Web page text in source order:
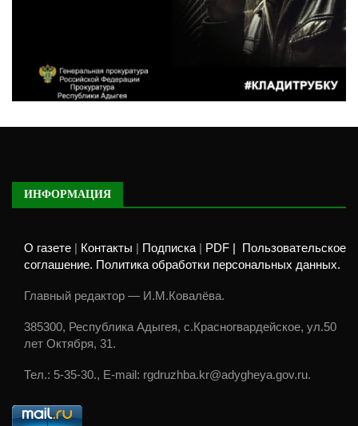
ИНФОРМАЦИЯ
О газете Контакты Подписка PDF |
Пользовательское
соглашение. Политика обработки персональных данных.
Главный редактор — И.М.Ковалёва.
385300, Республика Адыгея, с.Красногвардейское, ул.50
лет Октября, 31.
Тел.: 5-35-30., E-mail: rgdruzhba.kr@adygheya.gov.ru.